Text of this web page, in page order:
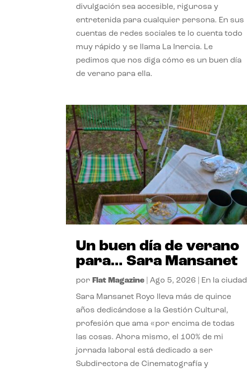
divulgación sea accesible, rigurosa y
entretenida para cualquier persona. En sus
cuentas de redes sociales te lo cuenta todo
muy rápido y se llama La Inercia. Le
pedimos que nos diga cómo es un buen día
de verano para ella.
Un buen día de verano
para… Sara Mansanet
por Flat Magazine |Ago 5, 2026 En la ciudad
Sara Mansanet Royo lleva más de quince
años dedicándose a la Gestión Cultural,
profesión que ama «por encima de todas
las cosas. Ahora mismo, el 100% de mi
jornada laboral está dedicado a ser
Subdirectora de Cinematografía y